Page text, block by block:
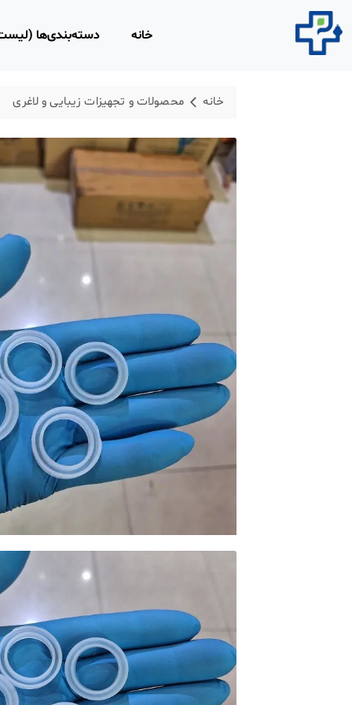
خانه دسته‌بندی‌ها
روپوش و اسکراب
محلول‌های ضد
محصولات و
لاغری
فیزیوتراپی
تجهیزات امداد و
ابزار و تجهیزات
معاینه
محصولات خانگی ،
بهداشتی
محصولات سنجش
محصولات
پزشکی
محصولات
محصولات
خانه محصولات و تجهیزات زیبایی و لاغری